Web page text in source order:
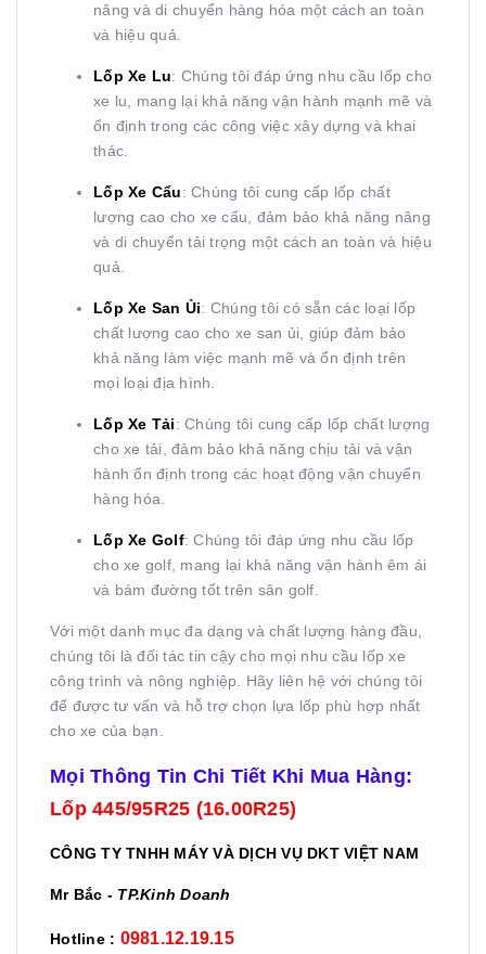
nâng và di chuyển hàng hóa một cách an toàn
và hiệu quả.
Lốp Xe Lu: Chúng tôi đáp ứng nhu cầu lốp cho
xe lu, mang lại khả năng vận hành mạnh mẽ và
ổn định trong các công việc xây dựng và khai
thác.
Lốp Xe Cẩu: Chúng tôi cung cấp lốp chất
lượng cao cho xe cẩu, đảm bảo khả năng nâng
và di chuyển tải trọng một cách an toàn và hiệu
quả.
Lốp Xe San Ủi: Chúng tôi có sẵn các loại lốp
chất lượng cao cho xe san ủi, giúp đảm bảo
khả năng làm việc mạnh mẽ và ổn định trên
mọi loại địa hình.
Lốp Xe Tải: Chúng tôi cung cấp lốp chất lượng
cho xe tải, đảm bảo khả năng chịu tải và vận
hành ổn định trong các hoạt động vận chuyển
hàng hóa.
Lốp Xe Golf: Chúng tôi đáp ứng nhu cầu lốp
cho xe golf, mang lại khả năng vận hành êm ái
và bám đường tốt trên sân golf.
Với một danh mục đa dạng và chất lượng hàng đầu,
chúng tôi là đối tác tin cậy cho mọi nhu cầu lốp xe
công trình và nông nghiệp. Hãy liên hệ với chúng tôi
để được tư vấn và hỗ trợ chọn lựa lốp phù hợp nhất
cho xe của bạn.
Mọi Thông Tin Chi Tiết Khi Mua Hàng:
Lốp 445/95R25 (16.00R25)
CÔNG TY TNHH MÁY VÀ DỊCH VỤ DKT VIỆT NAM
Mr Bắc - TP.Kinh Doanh
Hotline : 0981.12.19.15